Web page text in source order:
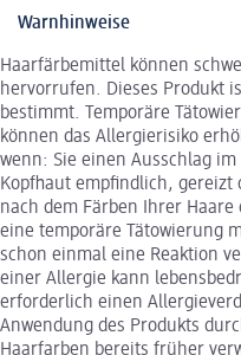
Warnhinweise
Haarfärbemittel können
hervorrufen. Dieses Produkt
bestimmt. Temporäre
können das Allergierisiko
wenn: Sie einen Ausschlag
Kopfhaut empfindlich,
nach dem Färben Ihrer
eine temporäre Tätowierung
schon einmal eine Reaktion
einer Allergie kann
erforderlich einen
Anwendung des Produkts
Haarfarben bereits früher